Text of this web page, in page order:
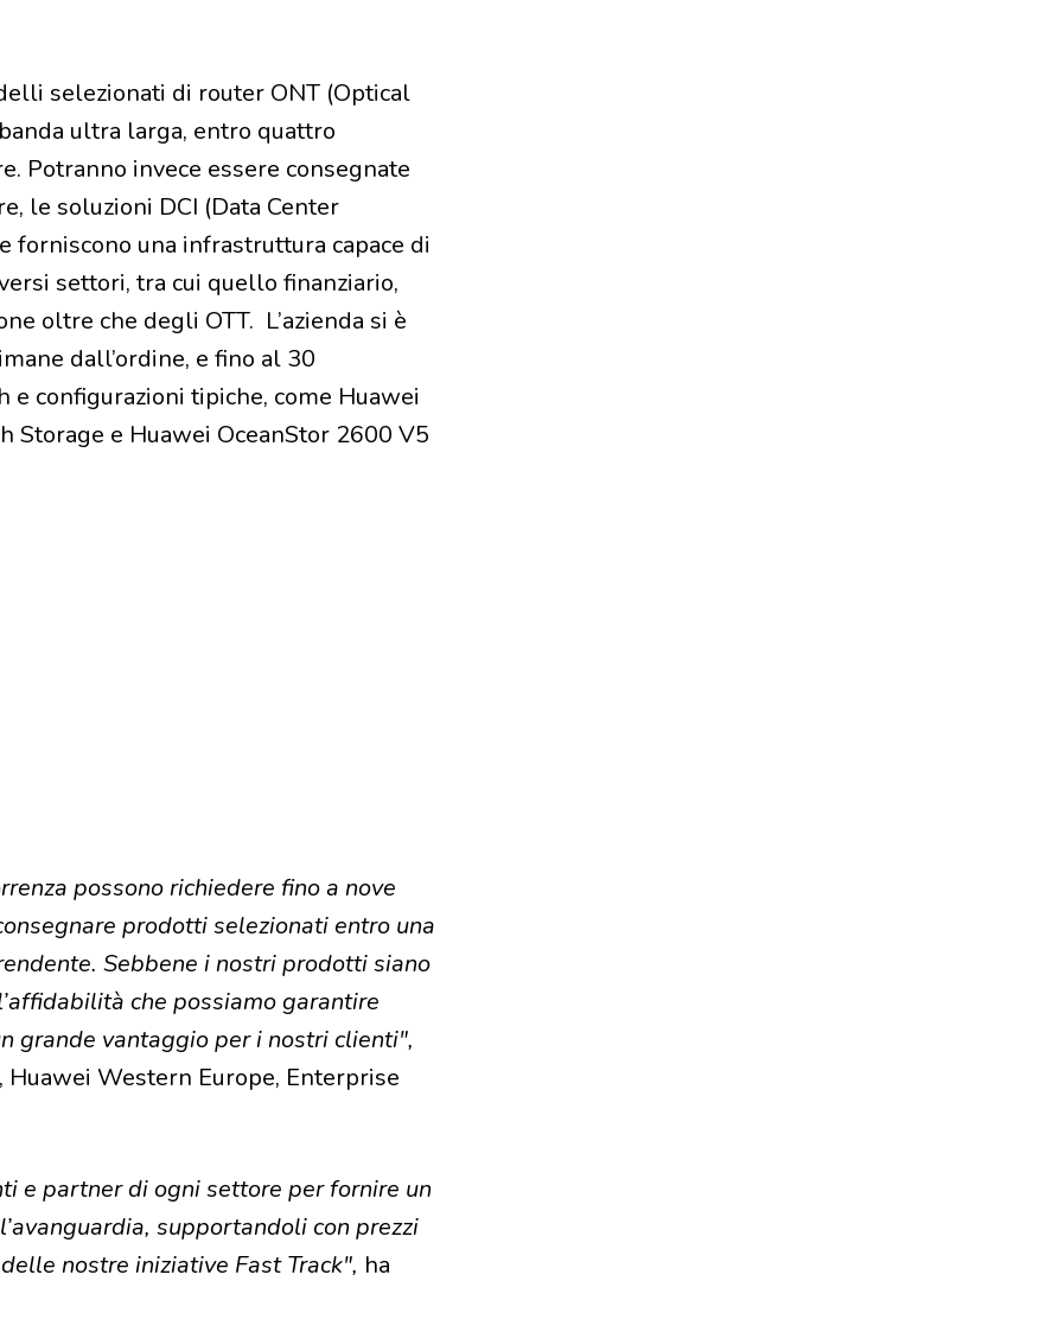
selezionati di router ONT (Optical
ultra larga, entro quattro
Potranno invece essere consegnate
le soluzioni DCI (Data Center
forniscono una infrastruttura capace di
settori, tra cui quello finanziario,
oltre che degli OTT. L’azienda si è
dall’ordine, e fino al 30
configurazioni tipiche, come Huawei
e Huawei OceanStor 2600 V5
possono richiedere fino a nove
prodotti selezionati entro una
Sebbene i nostri prodotti siano
che possiamo garantire
grande vantaggio per i nostri clienti",
Huawei Western Europe, Enterprise
e partner di ogni settore per fornire un
supportandoli con prezzi
nostre iniziative Fast Track", ha